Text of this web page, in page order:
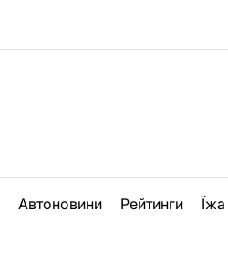
Автоновини Рейтинги Їжа